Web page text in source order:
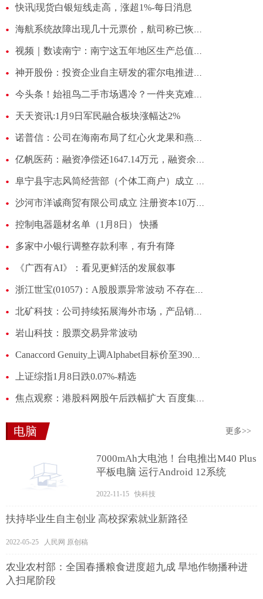
快讯|现货白银短线走高，涨超1%-每日消息
海航系统故障出现几十元票价，航司称已恢复！已售出的均有效
视频｜数读南宁：南宁这五年地区生产总值连破两个千亿大关
神开股份：投资企业自主研发的霍尔电推进产品完成点火模拟试验 每日看点
今头条！始祖鸟二手市场遇冷？一件夹克难倒户外“爱马仕”
天天资讯:1月9日军民融合板块涨幅达2%
诺普信：公司在海南布局了红心火龙果和燕窝果_当前资讯
亿帆医药：融资净偿还1647.14万元，融资余额6.62亿元|前沿热点
阜宁县宇志风筒经营部（个体工商户）成立 注册资本1万人民币
沙河市洋诚商贸有限公司成立 注册资本10万人民币 焦点热文
控制电器题材名单（1月8日） 快播
多家中小银行调整存款利率，有升有降
《广西有AI》：看见更鲜活的发展叙事
浙江世宝(01057)：A股股票异常波动 不存在应披露而未披露的重大事项
北矿科技：公司持续拓展海外市场，产品销往50多个国家和地区|每日热闻
岩山科技：股票交易异常波动
Canaccord Genuity上调Alphabet目标价至390美元
上证综指1月8日跌0.07%-精选
焦点观察：港股科网股午后跌幅扩大 百度集团跌超4%
电脑 更多>>
7000mAh大电池！台电推出M40 Plus
平板电脑 运行Android 12系统
2022-11-15 快科技
扶持毕业生自主创业 高校探索就业新路径
2022-05-25 人民网 原创稿
农业农村部：全国春播粮食进度超九成 旱地作物播种进
入扫尾阶段